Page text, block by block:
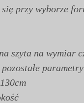
przy wyborze
szyta na